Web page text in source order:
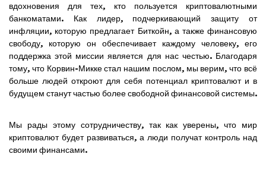
вдохновения для тех, кто пользуется криптовалютными
банкоматами. Как лидер, подчеркивающий защиту от
инфляции, которую предлагает Биткойн, а также финансовую
свободу, которую он обеспечивает каждому человеку, его
поддержка этой миссии является для нас честью. Благодаря
тому, что Корвин-Микке стал нашим послом, мы верим, что всё
больше людей откроют для себя потенциал криптовалют и в
будущем станут частью более свободной финансовой системы.
Мы рады этому сотрудничеству, так как уверены, что мир
криптовалют будет развиваться, а люди получат контроль над
своими финансами.